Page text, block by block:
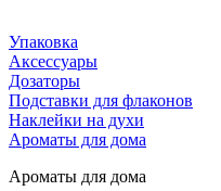
Упаковка
Аксессуары
Дозаторы
Подставки для флаконов
Наклейки на духи
Ароматы для дома
Ароматы для дома